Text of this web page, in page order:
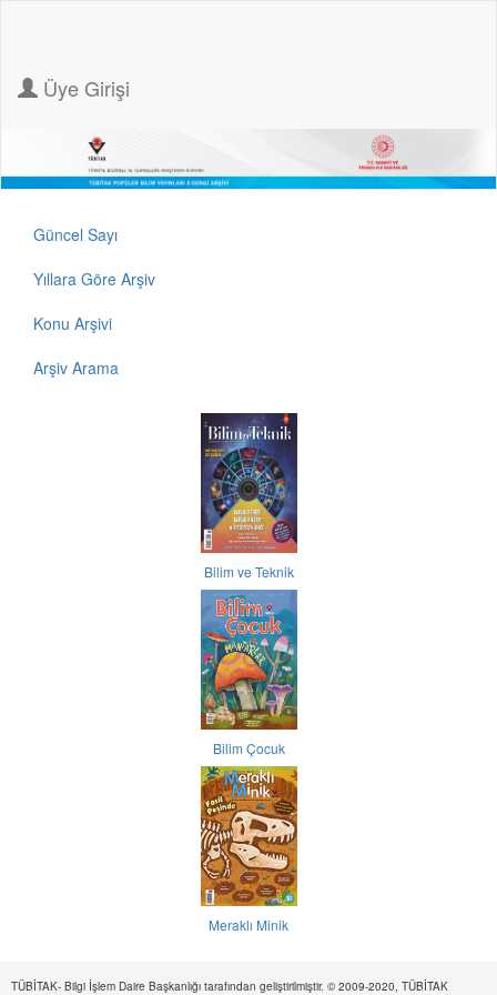
Üye Girişi
Güncel Sayı
Yıllara Göre Arşiv
Konu Arşivi
Arşiv Arama
Bilim ve Teknik
Bilim Çocuk
Meraklı Minik
TÜBİTAK- Bilgi İşlem Daire Başkanlığı tarafından geliştirilmiştir. © 2009-2020, TÜBİTAK